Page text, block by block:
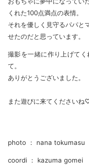
くれた100点満点の表情。
それを優しく見守るパパと
せたのだと思っています。
撮影を一緒に作り上げて
て。
ありがとうございました。
また遊びに来てくださいね
photo ： nana tokumasu
coordi ： kazuma gomei